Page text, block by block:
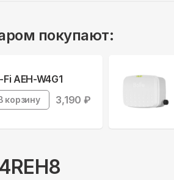
покупают:
AEH-W4G1
корзину 3,190 ₽